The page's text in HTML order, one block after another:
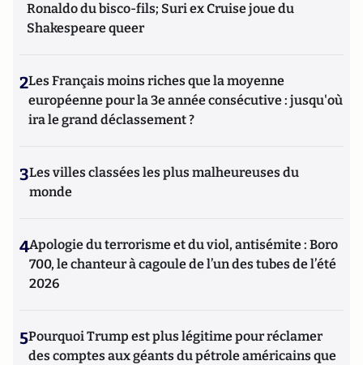
Ronaldo du bisco-fils; Suri ex Cruise joue du
Shakespeare queer
2Les Français moins riches que la moyenne
européenne pour la 3e année consécutive : jusqu'où
ira le grand déclassement ?
3Les villes classées les plus malheureuses du
monde
4Apologie du terrorisme et du viol, antisémite : Boro
700, le chanteur à cagoule de l’un des tubes de l’été
2026
5Pourquoi Trump est plus légitime pour réclamer
des comptes aux géants du pétrole américains que